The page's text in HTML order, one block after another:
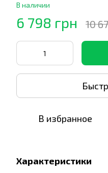
В наличии
6 798 грн 10
В избранное
Характеристики